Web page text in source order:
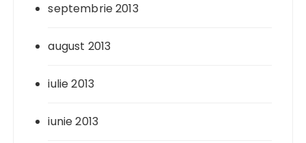
septembrie 2013
august 2013
iulie 2013
iunie 2013